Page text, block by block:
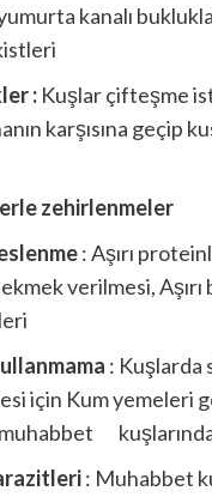
kanalı
:Kuşlar çifteşme
karşısına geçip
zehirlenmeler
: Aşırı
verilmesi, Aşırı
: Kuşlarda
için Kum yemeleri
: Muhabbet